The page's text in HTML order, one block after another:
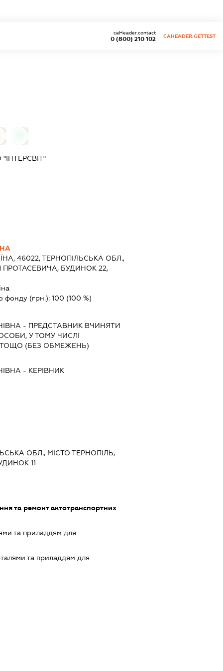
0 (800) 210 102
caHeader.contact
CAHEADER.GETTEST
46022, ТЕРНОПІЛЬСЬКА ОБЛ.,
ПРОТАСЕВИЧА, БУДИНОК 22,
фонду (грн.): 100 (100 %)
- ПРЕДСТАВНИК ВЧИНЯТИ
У ТОМУ ЧИСЛІ
(БЕЗ ОБМЕЖЕНЬ)
- КЕРІВНИК
ОБЛ., МІСТО ТЕРНОПІЛЬ,
11
та ремонт автотранспортних
та приладдям для
та приладдям для